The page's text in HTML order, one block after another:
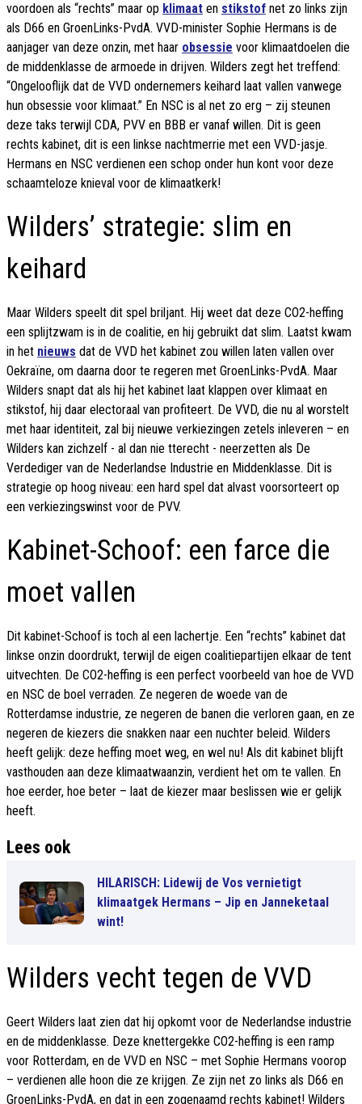
voordoen als “rechts” maar op klimaat en stikstof net zo links zijn
als D66 en GroenLinks-PvdA. VVD-minister Sophie Hermans is de
aanjager van deze onzin, met haar obsessie voor klimaatdoelen die
de middenklasse de armoede in drijven. Wilders zegt het treffend:
“Ongelooflijk dat de VVD ondernemers keihard laat vallen vanwege
hun obsessie voor klimaat.” En NSC is al net zo erg – zij steunen
deze taks terwijl CDA, PVV en BBB er vanaf willen. Dit is geen
rechts kabinet, dit is een linkse nachtmerrie met een VVD-jasje.
Hermans en NSC verdienen een schop onder hun kont voor deze
schaamteloze knieval voor de klimaatkerk!
Wilders’ strategie: slim en
keihard
Maar Wilders speelt dit spel briljant. Hij weet dat deze CO2-heffing
een splijtzwam is in de coalitie, en hij gebruikt dat slim. Laatst kwam
in het nieuws dat de VVD het kabinet zou willen laten vallen over
Oekraïne, om daarna door te regeren met GroenLinks-PvdA. Maar
Wilders snapt dat als hij het kabinet laat klappen over klimaat en
stikstof, hij daar electoraal van profiteert. De VVD, die nu al worstelt
met haar identiteit, zal bij nieuwe verkiezingen zetels inleveren – en
Wilders kan zichzelf - al dan nie tterecht - neerzetten als De
Verdediger van de Nederlandse Industrie en Middenklasse. Dit is
strategie op hoog niveau: een hard spel dat alvast voorsorteert op
een verkiezingswinst voor de PVV.
Kabinet-Schoof: een farce die
moet vallen
Dit kabinet-Schoof is toch al een lachertje. Een “rechts” kabinet dat
linkse onzin doordrukt, terwijl de eigen coalitiepartijen elkaar de tent
uitvechten. De CO2-heffing is een perfect voorbeeld van hoe de VVD
en NSC de boel verraden. Ze negeren de woede van de
Rotterdamse industrie, ze negeren de banen die verloren gaan, en ze
negeren de kiezers die snakken naar een nuchter beleid. Wilders
heeft gelijk: deze heffing moet weg, en wel nu! Als dit kabinet blijft
vasthouden aan deze klimaatwaanzin, verdient het om te vallen. En
hoe eerder, hoe beter – laat de kiezer maar beslissen wie er gelijk
heeft.
Lees ook
HILARISCH: Lidewij de Vos vernietigt
klimaatgek Hermans – Jip en Janneketaal
wint!
Wilders vecht tegen de VVD
Geert Wilders laat zien dat hij opkomt voor de Nederlandse industrie
en de middenklasse. Deze knettergekke CO2-heffing is een ramp
voor Rotterdam, en de VVD en NSC – met Sophie Hermans voorop
– verdienen alle hoon die ze krijgen. Ze zijn net zo links als D66 en
GroenLinks-PvdA, en dat in een zogenaamd rechts kabinet! Wilders